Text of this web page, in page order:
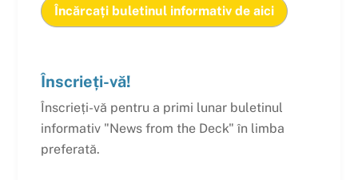
Încărcați buletinul informativ de aici
Înscrieți-vă!
Înscrieți-vă pentru a primi lunar buletinul
informativ "News from the Deck" în limba
preferată.